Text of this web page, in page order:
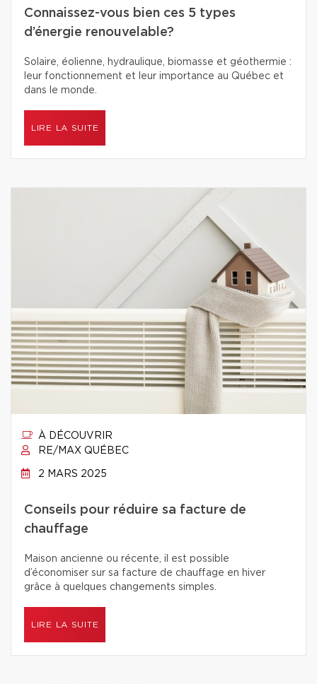
Connaissez-vous bien ces 5 types
d’énergie renouvelable?
Solaire, éolienne, hydraulique, biomasse et géothermie :
leur fonctionnement et leur importance au Québec et
dans le monde.
LIRE LA SUITE
À DÉCOUVRIR
RE/MAX QUÉBEC
2 MARS 2025
Conseils pour réduire sa facture de
chauffage
Maison ancienne ou récente, il est possible
d’économiser sur sa facture de chauffage en hiver
grâce à quelques changements simples.
LIRE LA SUITE